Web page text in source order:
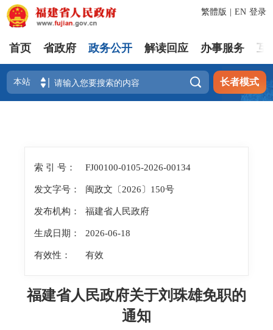
登录
繁體版 EN
首页 省政府 政务公开 解读回应 办事服务 互
 长者模式
索 引 号： FJ00100-0105-2026-00134
发文字号： 闽政文〔2026〕150号
发布机构： 福建省人民政府
生成日期： 2026-06-18
有效性： 有效
福建省人民政府关于刘珠雄免职的
通知